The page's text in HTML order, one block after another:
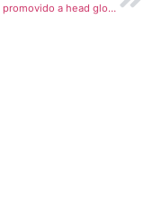
Jean Stoll é promovido a head global de Proteínas e Laticínios da Maersk